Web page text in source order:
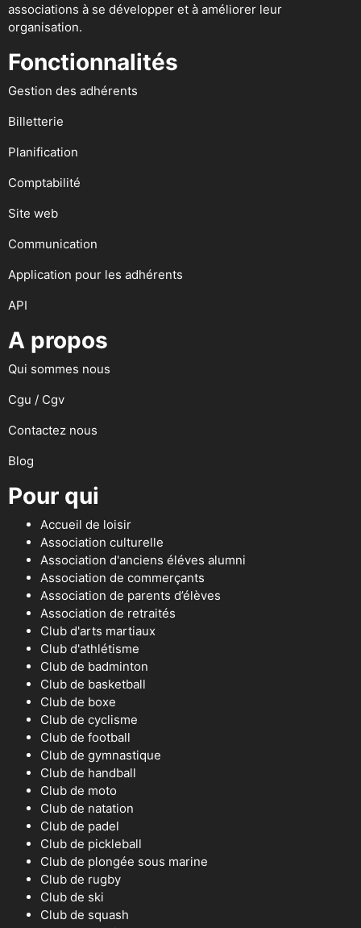
associations à se développer et à améliorer leur
organisation.
Fonctionnalités
Gestion des adhérents
Billetterie
Planification
Comptabilité
Site web
Communication
Application pour les adhérents
API
A propos
Qui sommes nous
Cgu / Cgv
Contactez nous
Blog
Pour qui
Accueil de loisir
Association culturelle
Association d'anciens éléves alumni
Association de commerçants
Association de parents d’élèves
Association de retraités
Club d'arts martiaux
Club d'athlétisme
Club de badminton
Club de basketball
Club de boxe
Club de cyclisme
Club de football
Club de gymnastique
Club de handball
Club de moto
Club de natation
Club de padel
Club de pickleball
Club de plongée sous marine
Club de rugby
Club de ski
Club de squash